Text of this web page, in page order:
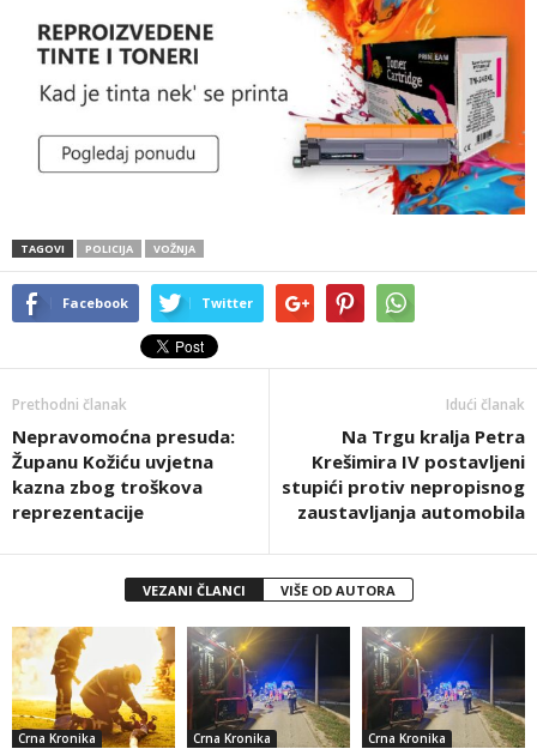
TAGOVI POLICIJA VOŽNJA
Facebook Twitter
Prethodni članak
Nepravomoćna presuda:
Županu Kožiću uvjetna
kazna zbog troškova
reprezentacije
Idući članak
Na Trgu kralja Petra
Krešimira IV postavljeni
stupići protiv nepropisnog
zaustavljanja automobila
VEZANI ČLANCI VIŠE OD AUTORA
Crna Kronika Crna Kronika Crna Kronika